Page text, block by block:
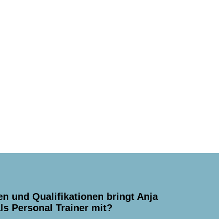
und Qualifikationen bringt Anja
Personal Trainer mit?